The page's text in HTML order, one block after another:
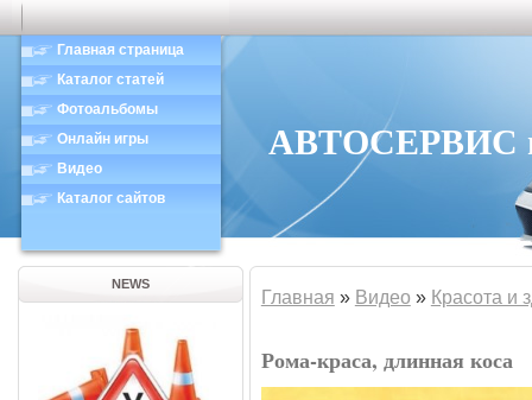
Главная страница
Каталог статей
Фотоальбомы
Онлайн игры
Видео
Каталог сайтов
АВТОСЕРВИС в
NEWS
Главная » Видео » Красота и
Рома-краса, длинная коса